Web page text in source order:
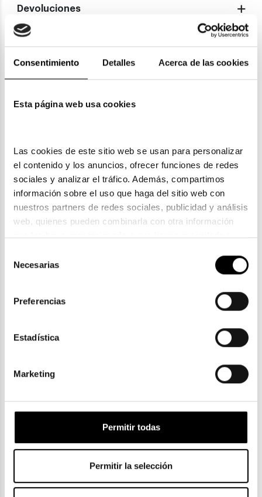
Consentimiento Detalles Acerca de las cookies
Esta página web usa cookies
Las cookies de este sitio web se usan para personalizar
el contenido y los anuncios, ofrecer funciones de redes
sociales y analizar el tráfico. Además, compartimos
información sobre el uso que haga del sitio web con
nuestros partners de redes sociales, publicidad y análisis
web, quienes pueden combinarla con otra información
que les haya proporcionado o que hayan recopilado a
la política de privacidad en el siguiente
. Consulta
Necesarias
Preferencias
Estadística
Marketing
Permitir todas
Permitir la selección
Devoluciones
Garantías
También te puede gustar
Carolina Herrera
133,25€
CLICK & COLLECT